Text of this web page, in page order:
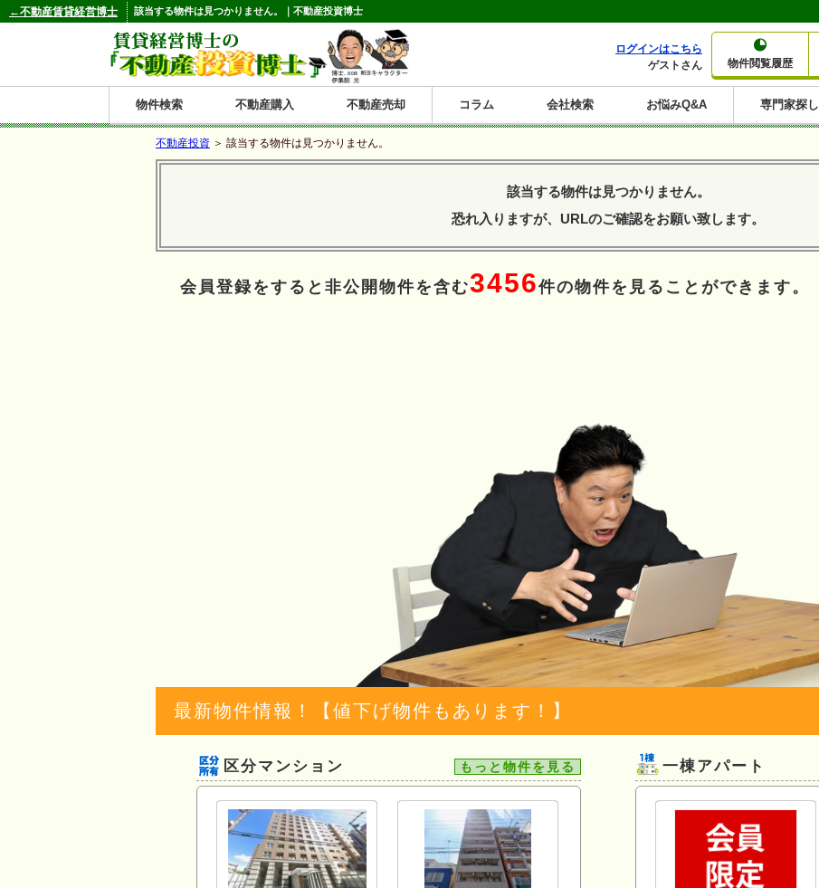
該当する物件は見つかりません。｜不動産投資博士
物件閲覧履歴
ログインはこちら
ゲストさん
物件検索
投資マンション
一棟売りアパート
一棟売りマンション
一棟売りビル
店舗・事務所
賃貸併用住宅
戸建賃貸
土地
新築住宅
工場・倉庫
ホテルペンション 利回り7%以上
利回り8%以上
利回り9%以上
利回り10%以上
利回り11%以上
利回り12%以上
利回り13%以上
利回り14%以上
利回り15%以上
利回り16%以上
不動産購入 不動産売却 コラム 会社検索 お悩みQ&A 専門家探し
←不動産賃貸経営博士
不動産投資 ＞ 該当する物件は見つかりません。
該当する物件は見つかりません。
恐れ入りますが、URLのご確認をお願い致します。
会員登録をすると非公開物件を含む3456件の物件を見ることができます。
最新物件情報！【値下げ物件もあります！】
区分マンション もっと物件を見る 一棟アパート